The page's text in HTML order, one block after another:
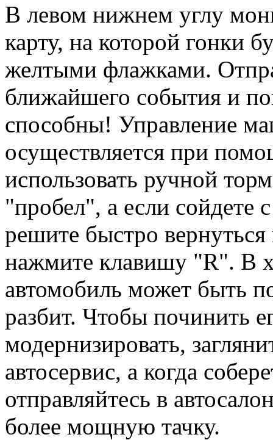
В левом нижнем углу
карту, на которой гонки
желтыми флажками.
ближайшего события и
способны! Управление
осуществляется при
использовать ручной
"пробел", а если сойдете
решите быстро вернуться
нажмите клавишу "R". В
автомобиль может быть
разбит. Чтобы починить
модернизировать,
автосервис, а когда
отправляйтесь в
более мощную тачку.